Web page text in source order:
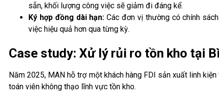
sẵn, khối lượng công việc sẽ giảm đi đáng kể.
Ký hợp đồng dài hạn: Các đơn vị thường có chính
việc hiệu quả hơn qua từng kỳ.
Case study: Xử lý rủi ro tồn kho tại
Năm 2025, MAN hỗ trợ một khách hàng FDI sản xuất linh
toán viên không thạo lĩnh vực tồn kho.